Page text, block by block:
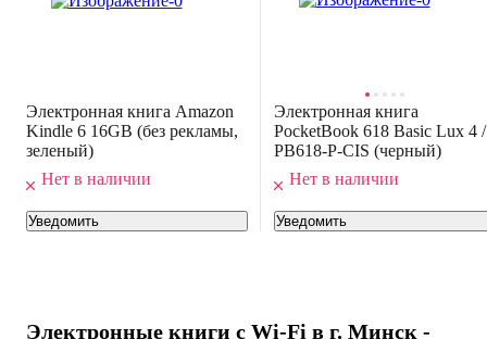
Электронная книга Amazon
Kindle 6 16GB (без рекламы,
зеленый)
Нет в наличии
Уведомить
Электронная книга
PocketBook 618 Basic Lux 4 /
PB618-P-CIS (черный)
Нет в наличии
Уведомить
Электронные книги с Wi-Fi в г. Минск -